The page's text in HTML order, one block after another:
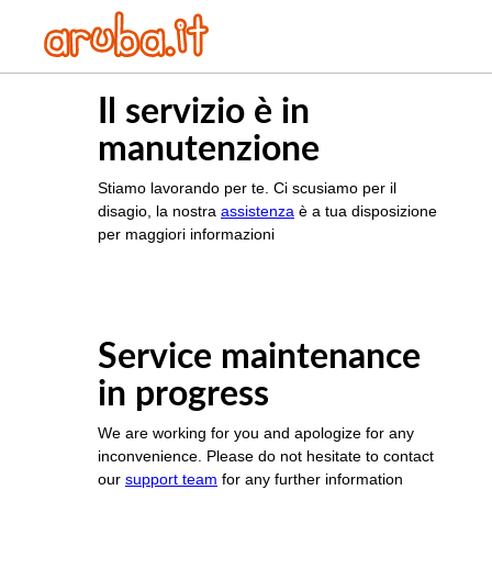
Il servizio è in
manutenzione
Stiamo lavorando per te. Ci scusiamo per il
disagio, la nostra assistenza è a tua disposizione
per maggiori informazioni
Service maintenance
in progress
We are working for you and apologize for any
inconvenience. Please do not hesitate to contact
our support team for any further information